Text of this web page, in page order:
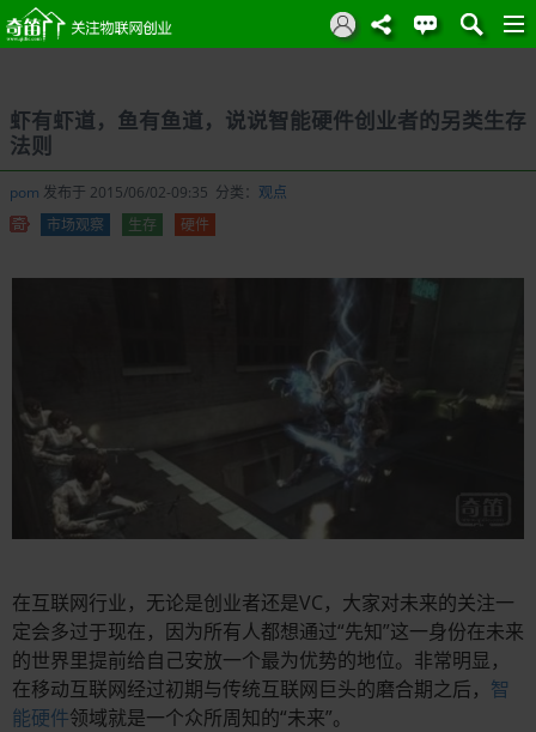
虾有虾道，鱼有鱼道，说说智能硬件创业者的另类生存
法则
pom 发布于 2015/06/02-09:35 分类： 观点
市场观察
生存 硬件
在互联网行业，无论是创业者还是VC，大家对未来的关注一
定会多过于现在，因为所有人都想通过“先知”这一身份在未来
的世界里提前给自己安放一个最为优势的地位。非常明显，
在移动互联网经过初期与传统互联网巨头的磨合期之后， 智
能硬件领域就是一个众所周知的“未来”。